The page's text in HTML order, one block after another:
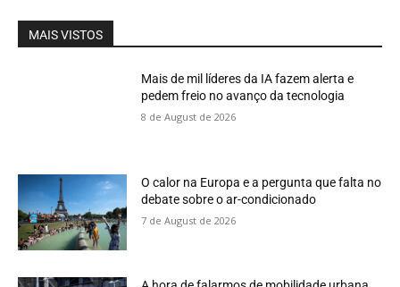
MAIS VISTOS
Mais de mil líderes da IA fazem alerta e
pedem freio no avanço da tecnologia
8 de August de 2026
O calor na Europa e a pergunta que falta no
debate sobre o ar-condicionado
7 de August de 2026